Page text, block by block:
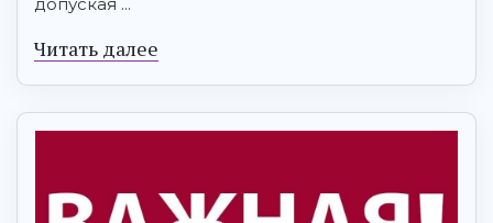
допуская ...
Читать далее